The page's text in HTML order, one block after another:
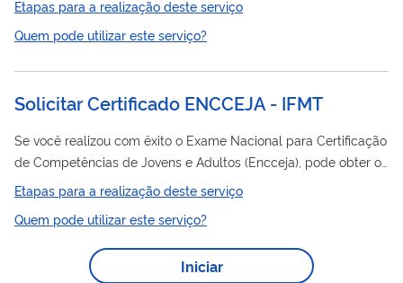
Etapas para a realização deste serviço
Quem pode utilizar este serviço?
Solicitar Certificado ENCCEJA - IFMT
Se você realizou com êxito o Exame Nacional para Certificação
de Competências de Jovens e Adultos (Encceja), pode obter o
seucertificadoe a Declaração Parcial seguindo as
Etapas para a realização deste serviço
Quem pode utilizar este serviço?
Iniciar